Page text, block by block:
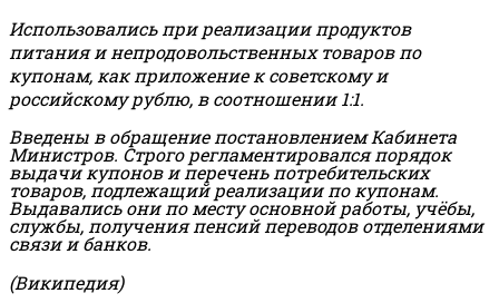
Использовались при реализации продуктов
питания и непродовольственных товаров по
купонам, как приложение к советскому и
российскому рублю, в соотношении 1:1.
Введены в обращение постановлением Кабинета
Министров. Строго регламентировался порядок
выдачи купонов и перечень потребительских
товаров, подлежащий реализации по купонам.
Выдавались они по месту основной работы, учёбы,
службы, получения пенсий переводов отделениями
связи и банков.
(Википедия)